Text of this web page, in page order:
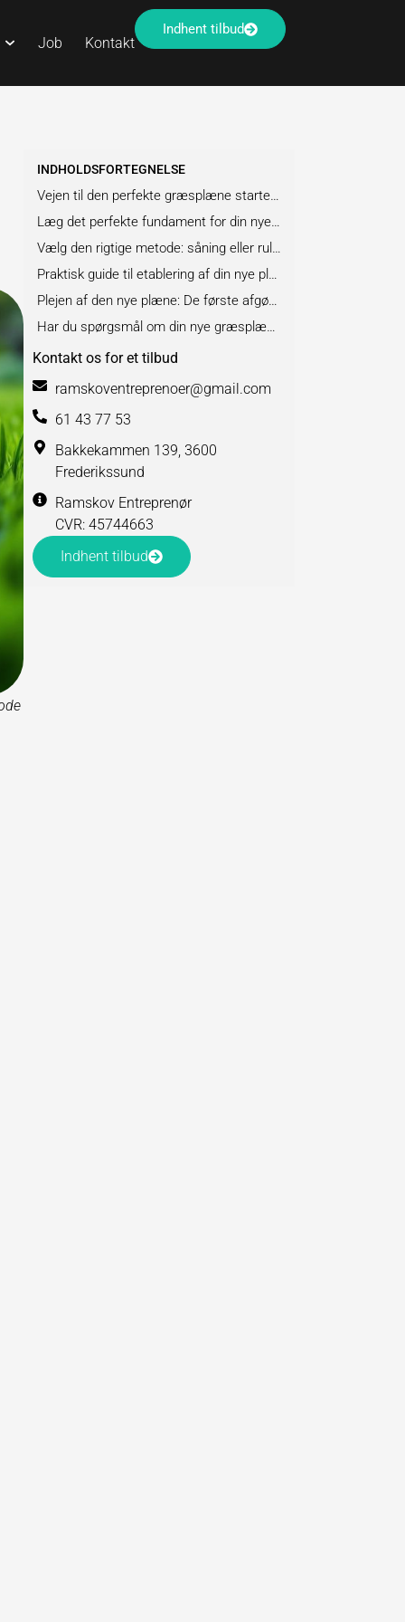
Job Kontakt
Indhent tilbud
INDHOLDSFORTEGNELSE
Vejen til den perfekte græsplæne starter her
Læg det perfekte fundament for din nye græsplæne
Vælg den rigtige metode: såning eller rullegræs
Praktisk guide til etablering af din nye plæne
Plejen af den nye plæne: De første afgørende måneder
Har du spørgsmål om din nye græsplæne? Her er svarene
Kontakt os for et tilbud
ramskoventreprenoer@gmail.com
61 43 77 53
Bakkekammen 139, 3600
Frederikssund
Ramskov Entreprenør
CVR: 45744663
Indhent tilbud